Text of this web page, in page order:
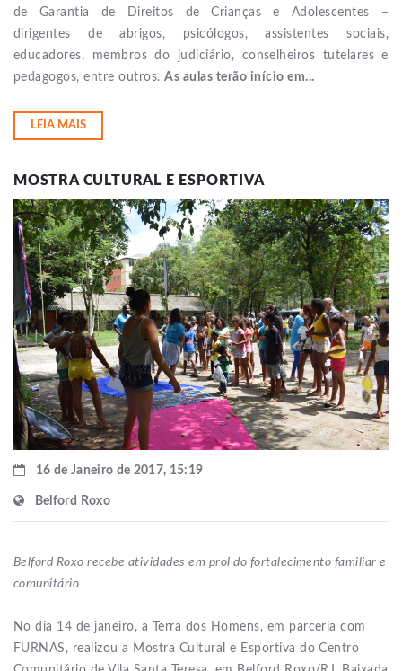
de Garantia de Direitos de Crianças e Adolescentes –
dirigentes de abrigos, psicólogos, assistentes sociais,
educadores, membros do judiciário, conselheiros tutelares e
pedagogos, entre outros.As aulas terão início em...
LEIA MAIS
MOSTRA CULTURAL E ESPORTIVA
16 de Janeiro de 2017, 15:19
Belford Roxo
Belford Roxo recebe atividades em prol do fortalecimento familiar e
comunitário
No dia 14 de janeiro, a Terra dos Homens, em parceria com
FURNAS, realizou a Mostra Cultural e Esportiva do Centro